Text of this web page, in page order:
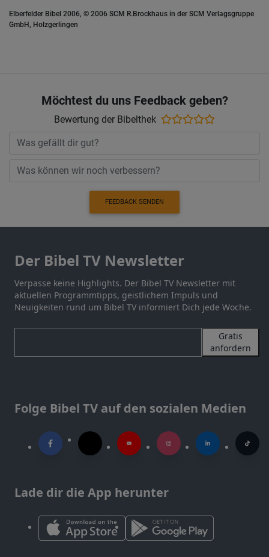
Elberfelder Bibel 2006, © 2006 SCM R.Brockhaus in der SCM Verlagsgruppe
GmbH, Holzgerlingen
Möchtest du uns Feedback geben?
Bewertung der Bibelthek
FEEDBACK SENDEN
Der Bibel TV Newsletter
Verpasse keine Highlights. Der Bibel TV Newsletter mit
aktuellen Programmtipps, geistlichem Impuls und
Neuigkeiten rund um Bibel TV informiert Dich jede Woche.
Gratis
anfordern
Folge Bibel TV auf den sozialen Medien
Lade dir die App herunter